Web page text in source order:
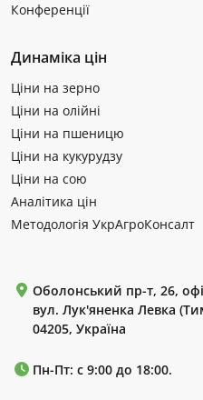
Конференції
Динаміка цін
Ціни на зерно
Ціни на олійні
Ціни на пшеницю
Ціни на кукурудзу
Ціни на сою
Аналітика цін
Методологія УкрАгроКонсалт
Оболонський пр-т, 26,
вул. Лук'яненка Левка
04205, Україна
Пн-Пт: с 9:00 до 18:00.